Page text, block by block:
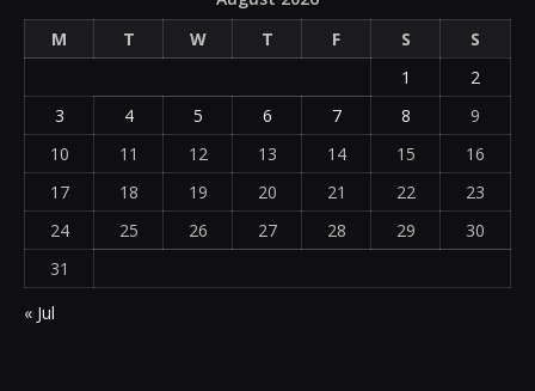
M
T W T F S
S
1
2
3
4 5 6 7 8
9
10
11 12 13 14 15
16
17
18 19 20 21 22
23
24
25 26 27 28 29
30
31
« Jul